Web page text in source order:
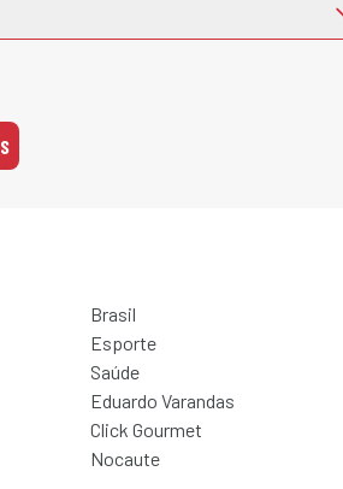
Brasil
Esporte
Saúde
Eduardo Varandas
Click Gourmet
Nocaute